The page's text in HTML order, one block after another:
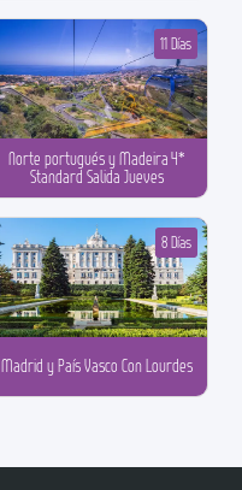
Norte portugués y Madeira 4*
Standard Salida Jueves
11 Días
Madrid y País Vasco Con Lourdes
8 Días